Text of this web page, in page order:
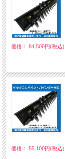
価格： 84,500円(税込)
価格： 55,100円(税込)